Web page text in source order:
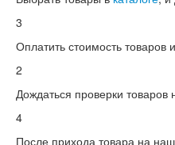
3
Оплатить стоимость товаров
2
Дождаться проверки товаров
4
После прихода товара на